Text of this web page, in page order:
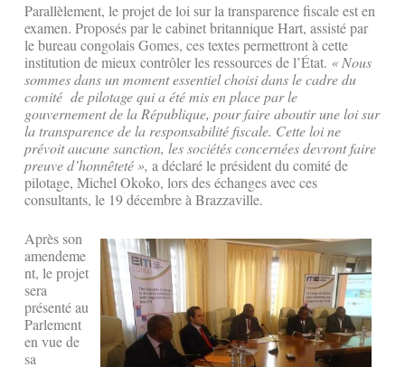
Parallèlement, le projet de loi sur la transparence fiscale est en
examen. Proposés par le cabinet britannique Hart, assisté par
le bureau congolais Gomes, ces textes permettront à cette
institution de mieux contrôler les ressources de l’État. « Nous
sommes dans un moment essentiel choisi dans le cadre du
comité de pilotage qui a été mis en place par le
gouvernement de la République, pour faire aboutir une loi sur
la transparence de la responsabilité fiscale. Cette loi ne
prévoit aucune sanction, les sociétés concernées devront faire
preuve d’honnêteté », a déclaré le président du comité de
pilotage, Michel Okoko, lors des échanges avec ces
consultants, le 19 décembre à Brazzaville.
Après son
amendeme
nt, le projet
sera
présenté au
Parlement
en vue de
sa